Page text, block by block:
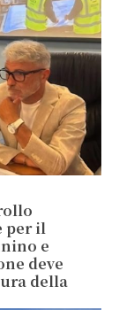
per il
e
deve
della